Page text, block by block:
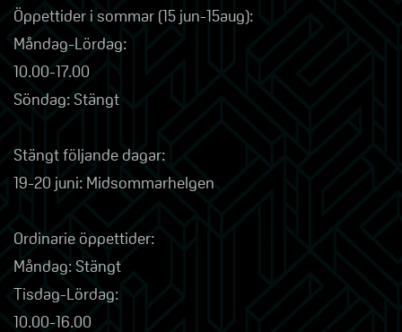
Öppettider i sommar (15 jun-15aug):
Måndag-Lördag:
10.00-17.00
Söndag: Stängt
Stängt följande dagar:
19-20 juni: Midsommarhelgen
Ordinarie öppettider:
Måndag: Stängt
Tisdag-Lördag:
10.00-16.00